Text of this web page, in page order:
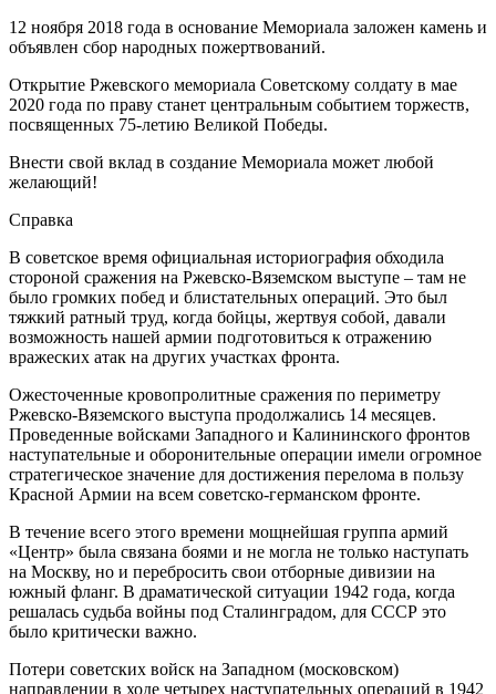
12 ноября 2018 года в основание Мемориала заложен камень и
объявлен сбор народных пожертвований.
Открытие Ржевского мемориала Советскому солдату в мае
2020 года по праву станет центральным событием торжеств,
посвященных 75-летию Великой Победы.
Внести свой вклад в создание Мемориала может любой
желающий!
Справка
В советское время официальная историография обходила
стороной сражения на Ржевско-Вяземском выступе – там не
было громких побед и блистательных операций. Это был
тяжкий ратный труд, когда бойцы, жертвуя собой, давали
возможность нашей армии подготовиться к отражению
вражеских атак на других участках фронта.
Ожесточенные кровопролитные сражения по периметру
Ржевско-Вяземского выступа продолжались 14 месяцев.
Проведенные войсками Западного и Калининского фронтов
наступательные и оборонительные операции имели огромное
стратегическое значение для достижения перелома в пользу
Красной Армии на всем советско-германском фронте.
В течение всего этого времени мощнейшая группа армий
«Центр» была связана боями и не могла не только наступать
на Москву, но и перебросить свои отборные дивизии на
южный фланг. В драматической ситуации 1942 года, когда
решалась судьба войны под Сталинградом, для СССР это
было критически важно.
Потери советских войск на Западном (московском)
направлении в ходе четырех наступательных операций в 1942